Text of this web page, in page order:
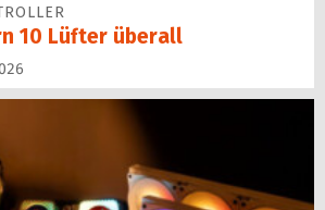
10 Lüfter überall